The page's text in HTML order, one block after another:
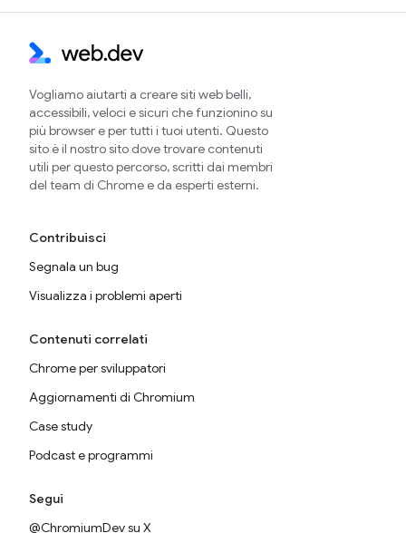
Vogliamo aiutarti a creare siti web belli,
accessibili, veloci e sicuri che funzionino su
più browser e per tutti i tuoi utenti. Questo
sito è il nostro sito dove trovare contenuti
utili per questo percorso, scritti dai membri
del team di Chrome e da esperti esterni.
Contribuisci
Segnala un bug
Visualizza i problemi aperti
Contenuti correlati
Chrome per sviluppatori
Aggiornamenti di Chromium
Case study
Podcast e programmi
Segui
@ChromiumDev su X